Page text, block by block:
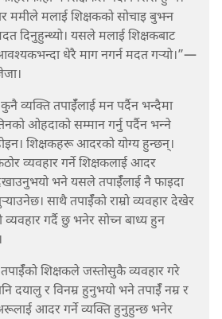
ममीले मलाई शिक्षकको सोचाइ बुझ्न
दिनुहुन्थ्यो। यसले मलाई शिक्षकबाट
धेरै माग नगर्न मदत गऱ्‍यो।”—
व्यक्‍ति तपाईँलाई मन पर्दैन भन्दैमा
ओहदाको सम्मान गर्नु पर्दैन भन्‍ने
शिक्षकहरू आदरको योग्य हुन्छन्‌।
व्यवहार गर्ने शिक्षकलाई आदर
भने यसले तपाईँलाई नै फाइदा
साथै तपाईँको राम्रो व्यवहार देखेर
गर्दै छु भनेर सोच्न बाध्य हुन
शिक्षकले जस्तोसुकै व्यवहार गरे
दयालु र विनम्र हुनुभयो भने तपाईँ नम्र र
आदर गर्ने व्यक्‍ति हुनुहुन्छ भनेर